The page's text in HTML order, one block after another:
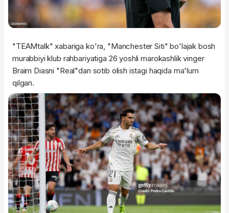
"TEAMtalk" xabariga ko'ra, "Manchester Siti" bo'lajak bosh
murabbiyi klub rahbariyatiga 26 yoshli marokashlik vinger
Braim Diasni "Real"dan sotib olish istagi haqida ma'lum
qilgan.